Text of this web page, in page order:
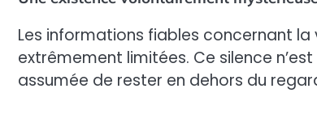
Les informations fiables concernant la
extrêmement limitées. Ce silence
assumée de rester en dehors du